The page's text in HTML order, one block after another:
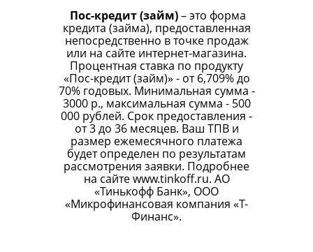
Пос-кредит (займ)– это форма
кредита (займа), предоставленная
непосредственно в точке продаж
или на сайте интернет-магазина.
Процентная ставка по продукту
«Пос-кредит (займ)» - от 6,709% до
70% годовых. Минимальная сумма -
3000 р., максимальная сумма - 500
000 рублей. Срок предоставления -
от 3 до 36 месяцев. Ваш ТПВ и
размер ежемесячного платежа
будет определен по результатам
рассмотрения заявки. Подробнее
на сайтеwww.tinkoff.ru. АО
«Тинькофф Банк», ООО
«Микрофинансовая компания «Т-
Финанс».